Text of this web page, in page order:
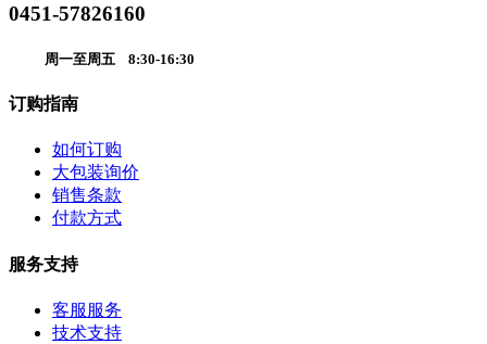
0451-57826160
周一至周五 8:30-16:30
订购指南
如何订购
大包装询价
销售条款
付款方式
服务支持
客服服务
技术支持